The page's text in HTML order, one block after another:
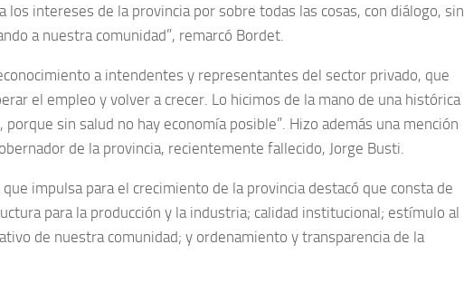
los intereses de la provincia por sobre todas las cosas, con diálogo, sin
a nuestra comunidad”, remarcó Bordet.
a intendentes y representantes del sector privado, que
el empleo y volver a crecer. Lo hicimos de la mano de una histórica
porque sin salud no hay economía posible”. Hizo además una mención
de la provincia, recientemente fallecido, Jorge Busti.
impulsa para el crecimiento de la provincia destacó que consta de
para la producción y la industria; calidad institucional; estímulo al
de nuestra comunidad; y ordenamiento y transparencia de la